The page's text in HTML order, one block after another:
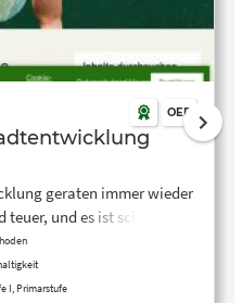
OER
geraten immer wieder
und es ist schwer
auf die Stadt als Ganzes
eine nachhaltige
Umwelt, Klima und die
I, Primarstufe